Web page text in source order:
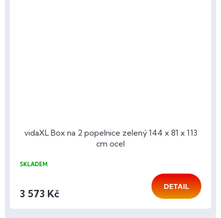
vidaXL Box na 2 popelnice zelený 144 x 81 x 113
cm ocel
SKLADEM
3 573 Kč
DETAIL